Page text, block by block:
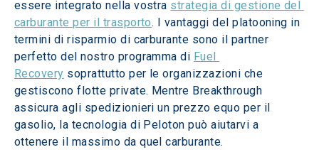
essere integrato nella vostra strategia di gestione del
carburante per il trasporto. I vantaggi del platooning in
termini di risparmio di carburante sono il partner
perfetto del nostro programma di Fuel
Recovery soprattutto per le organizzazioni che
gestiscono flotte private. Mentre Breakthrough
assicura agli spedizionieri un prezzo equo per il
gasolio, la tecnologia di Peloton può aiutarvi a
ottenere il massimo da quel carburante.